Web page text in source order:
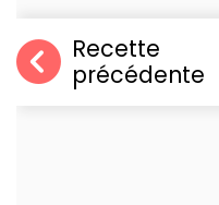
Recette
précédente